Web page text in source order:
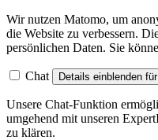
Wir nutzen Matomo, um
die Website zu verbessern.
persönlichen Daten. Sie
Chat Details einblenden
Unsere Chat-Funktion
umgehend mit unseren
zu klären.